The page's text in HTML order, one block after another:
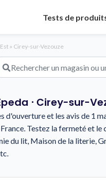
Tests de
» Cirey-sur-Vezouze
Rechercher un magasin ou une
⋅ Cirey-sur-
d'ouverture et les avis de 1
Testez la fermeté et
du lit, Maison de la literie,